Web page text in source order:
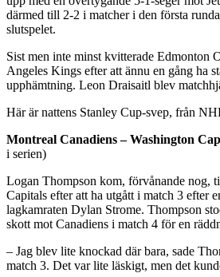
därmed till 2-2 i matcher i den första
slutspelet.
Sist men inte minst kvitterade Edmonton
Angeles Kings efter att ännu en gång ha
upphämtning. Leon Draisaitl blev
Här är nattens Stanley Cup-svep, från
Montreal Canadiens – Washington
i serien)
Logan Thompson kom, förvånande nog,
Capitals efter att ha utgått i match 3 efter
lagkamraten Dylan Strome. Thompson
skott mot Canadiens i match 4 för en
– Jag blev lite knockad där bara, sade
match 3. Det var lite läskigt, men det